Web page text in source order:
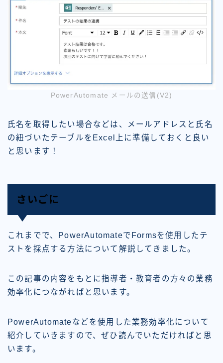
PowerAutomate メールの送信(V2)
氏名を取得したい場合などは、メールアドレスと氏名
の紐づいたテーブルをExcel上に準備しておくと良い
と思います！
さいごに
これまでで、PowerAutomateでFormsを使用したテ
ストを採点する方法について解説してきました。
この記事の内容をもとに指導者・教育者の方々の業務
効率化につながればと思います。
PowerAutomateなどを使用した業務効率化について
紹介していきますので、ぜひ読んでいただければと思
います。